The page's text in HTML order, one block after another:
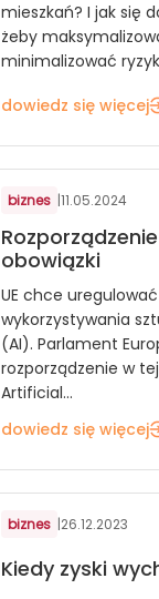
mieszkań? I jak się
żeby
minimalizować
dowiedz się więcej
biznes |11.05.2024
obowiązki
UE chce
wykorzystywania
(AI). Parlament
rozporządzenie w
Artificial...
dowiedz się więcej
biznes |26.12.2023
Kiedy zyski